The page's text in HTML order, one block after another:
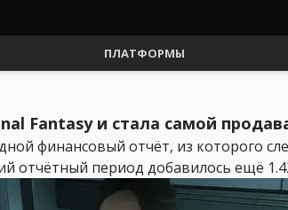
ПЛАТФОРМЫ
Fantasy и стала самой
финансовый отчёт, из которого
отчётный период добавилось ещё